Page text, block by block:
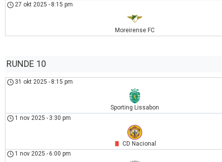
27 okt 2025 - 8:15 pm
Moreirense FC
RUNDE 10
31 okt 2025 - 8:15 pm
Sporting Lissabon
1 nov 2025 - 3:30 pm
CD Nacional
1 nov 2025 - 6:00 pm